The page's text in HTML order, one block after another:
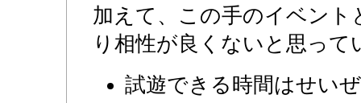
加えて、この手のイベント
り相性が良くないと思って
試遊できる時間はせい